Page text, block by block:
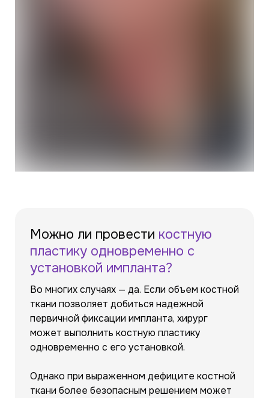
Можно ли провести костную
пластику одновременно с
установкой импланта?
Во многих случаях — да. Если объем костной
ткани позволяет добиться надежной
первичной фиксации импланта, хирург
может выполнить костную пластику
одновременно с его установкой.
Однако при выраженном дефиците костной
ткани более безопасным решением может